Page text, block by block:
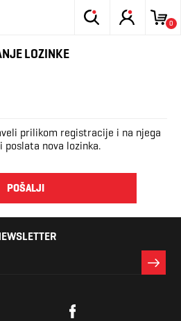
0
LOZINKE
prilikom registracije i na njega
poslata nova lozinka.
POŠALJI